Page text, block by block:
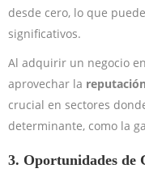
desde cero, lo que
significativos.
Al adquirir un negocio
aprovechar la reputación
crucial en sectores
determinante, como la
3. Oportunidades de